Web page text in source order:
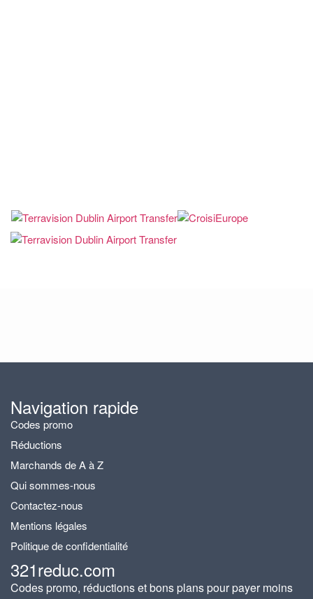
Navigation rapide
Codes promo
Réductions
Marchands de A à Z
Qui sommes-nous
Contactez-nous
Mentions légales
Politique de confidentialité
321reduc.com
Codes promo, réductions et bons plans pour payer moins